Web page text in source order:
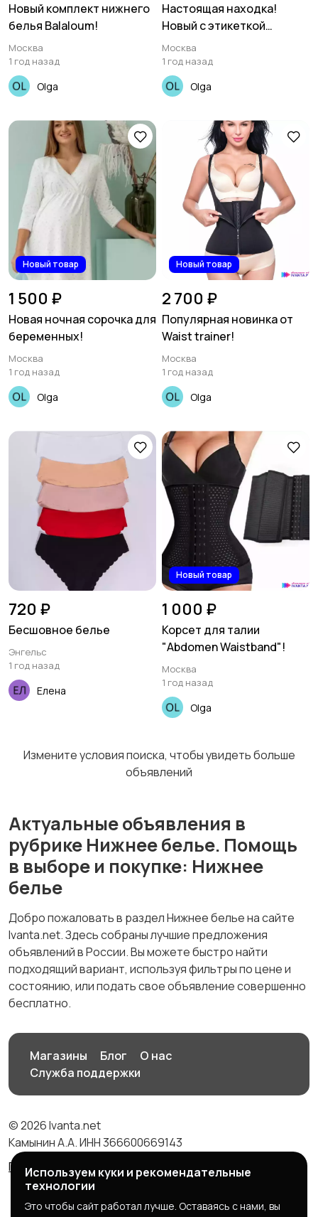
Новый комплект нижнего
белья Balaloum!
Москва
1 год назад
Olga
Настоящая находка!
Новый с этикеткой
бюстгальтер Victorias
Secret!
Москва
1 год назад
Olga
Новый товар
1 500 ₽
Новая ночная сорочка для
беременных!
Москва
1 год назад
Olga
Новый товар
2 700 ₽
Популярная новинка от
Waist trainer!
Москва
1 год назад
Olga
720 ₽
Бесшовное белье
Энгельс
1 год назад
Елена
Новый товар
1 000 ₽
Корсет для талии
"Abdomen Waistband"!
Москва
1 год назад
Olga
Измените условия поиска, чтобы увидеть больше
объявлений
Актуальные объявления в
рубрике Нижнее белье. Помощь
в выборе и покупке: Нижнее
белье
Добро пожаловать в раздел Нижнее белье на сайте
Ivanta.net. Здесь собраны лучшие предложения
объявлений в России. Вы можете быстро найти
подходящий вариант, используя фильтры по цене и
состоянию, или подать свое объявление совершенно
бесплатно.
Магазины Блог
О нас
Служба поддержки
© 2026 Ivanta.net
Камынин А.А. ИНН 366600669143
Правила сервиса
Политика конфиденциальности
Используем куки и рекомендательные
технологии
Это чтобы сайт работал лучше. Оставаясь с нами, вы